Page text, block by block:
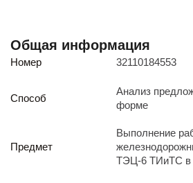
Стратегия
Карьера
Противодействие коррупции
Закупки товаров
Реализация непрофильных активов
Общая информация
Номер 32110184553
Способ
Анализ
форме
Предмет
Выполнение
ТЭЦ-6 ТИиТС в